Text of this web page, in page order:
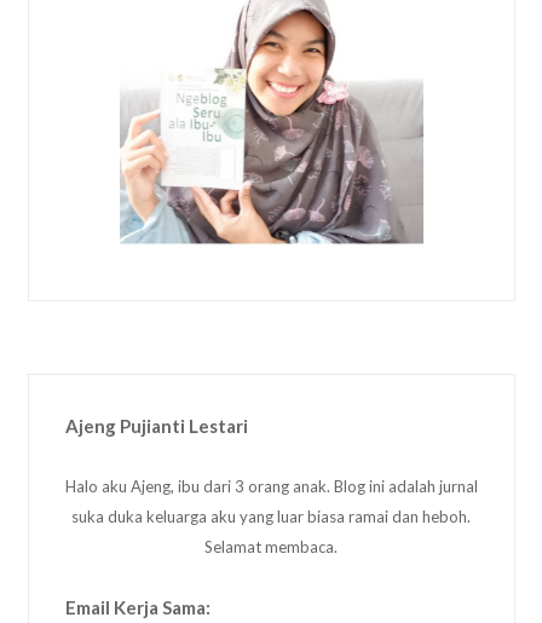
Ajeng Pujianti Lestari
Halo aku Ajeng, ibu dari 3 orang anak. Blog ini adalah jurnal
suka duka keluarga aku yang luar biasa ramai dan heboh.
Selamat membaca.
Email Kerja Sama: